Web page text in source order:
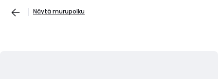
Näytä murupolku